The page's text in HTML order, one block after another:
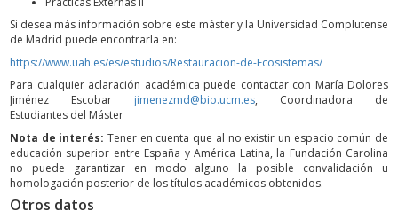
Si desea más información sobre este máster y la Universidad Complutense
de Madrid puede encontrarla en:
https://www.uah.es/es/estudios/Restauracion-de-Ecosistemas/
Para cualquier aclaración académica puede contactar con María Dolores
Jiménez Escobar jimenezmd@bio.ucm.es, Coordinadora de
Estudiantes del Máster
Nota de interés: Tener en cuenta que al no existir un espacio común de
educación superior entre España y América Latina, la Fundación Carolina
no puede garantizar en modo alguno la posible convalidación u
homologación posterior de los títulos académicos obtenidos.
Otros datos